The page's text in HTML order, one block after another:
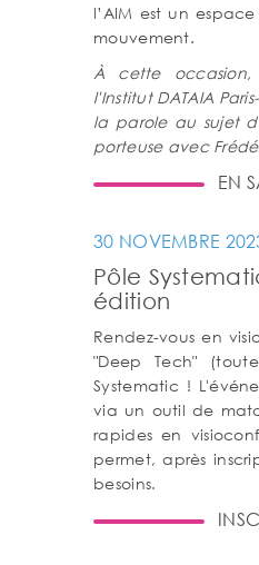
l’AIM est un
mouvement.
À cette occasion,
l'Institut DATAIA
la parole au sujet
porteuse avec
EN
30 NOVEMBRE
Pôle
édition
Rendez-vous en
"Deep Tech"
Systematic !
via un outil de
rapides en
permet, après
besoins.